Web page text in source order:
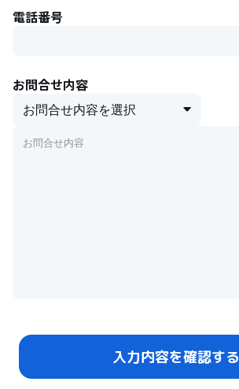
電話番号
お問合せ内容
入力内容を確認する